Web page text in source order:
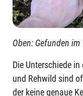
Oben: Gefunden
Die Unterschiede
und Rehwild sind
der keine genaue